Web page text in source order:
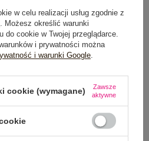
w celu realizacji usług zgodnie z
. Możesz określić warunki
do cookie w Twojej przeglądarce.
i prywatności można
i warunki Google
cookie (wymagane)
Zawsze
aktywne